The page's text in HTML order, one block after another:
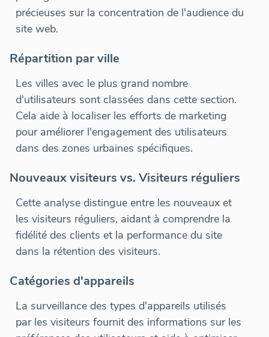
précieuses sur la concentration de l'audience du
site web.
Répartition par ville
Les villes avec le plus grand nombre
d'utilisateurs sont classées dans cette section.
Cela aide à localiser les efforts de marketing
pour améliorer l'engagement des utilisateurs
dans des zones urbaines spécifiques.
Nouveaux visiteurs vs. Visiteurs réguliers
Cette analyse distingue entre les nouveaux et
les visiteurs réguliers, aidant à comprendre la
fidélité des clients et la performance du site
dans la rétention des visiteurs.
Catégories d'appareils
La surveillance des types d'appareils utilisés
par les visiteurs fournit des informations sur les